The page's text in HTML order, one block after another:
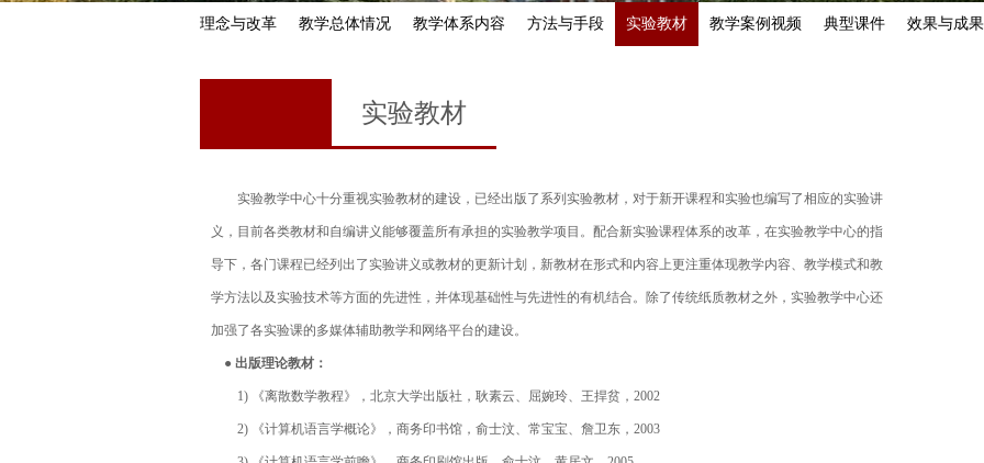
理念与改革 教学总体情况 教学体系内容 方法与手段 实验教材 教学案例视频 典型课件 效果与成果
实验教材
实验教学中心十分重视实验教材的建设，已经出版了系列实验教材，对于新开课程和实验也编写了相应的实验讲
义，目前各类教材和自编讲义能够覆盖所有承担的实验教学项目。配合新实验课程体系的改革，在实验教学中心的指
导下，各门课程已经列出了实验讲义或教材的更新计划，新教材在形式和内容上更注重体现教学内容、教学模式和教
学方法以及实验技术等方面的先进性，并体现基础性与先进性的有机结合。除了传统纸质教材之外，实验教学中心还
加强了各实验课的多媒体辅助教学和网络平台的建设。
● 出版理论教材：
1) 《离散数学教程》，北京大学出版社，耿素云、屈婉玲、王捍贫，2002
2) 《计算机语言学概论》，商务印书馆，俞士汶、常宝宝、詹卫东，2003